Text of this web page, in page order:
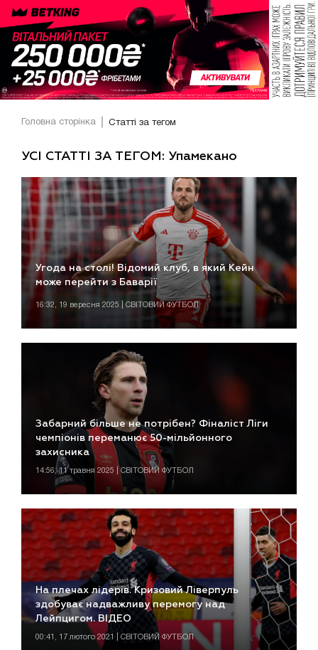
Головна сторінка Статті за тегом
УСІ СТАТТІ ЗА ТЕГОМ: Упамекано
Угода на столі! Відомий клуб, в який Кейн
може перейти з Баварії
16:32, 19 вересня 2025 | СВІТОВИЙ ФУТБОЛ
Забарний більше не потрібен? Фіналіст Ліги
чемпіонів переманює 50-мільйонного
захисника
14:56, 11 травня 2025 | СВІТОВИЙ ФУТБОЛ
На плечах лідерів. Кризовий Ліверпуль
здобуває надважливу перемогу над
Лейпцигом. ВІДЕО
00:41, 17 лютого 2021 | СВІТОВИЙ ФУТБОЛ